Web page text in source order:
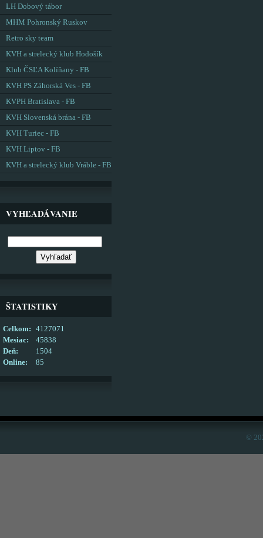
LH Dobový tábor
MHM Pohronský Ruskov
Retro sky team
KVH a strelecký klub Hodošík
Klub ČSĽA Kolíňany - FB
KVH PS Záhorská Ves - FB
KVPH Bratislava - FB
KVH Slovenská brána - FB
KVH Turiec - FB
KVH Liptov - FB
KVH a strelecký klub Vráble - FB
VYHĽADÁVANIE
ŠTATISTIKY
Online: 85
Celkom:
4127071
Mesiac:
45838
Deň:
1504
©